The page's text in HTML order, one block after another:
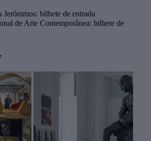
Jerónimos: bilhete de entrada
de Arte Contemporânea: bilhete de